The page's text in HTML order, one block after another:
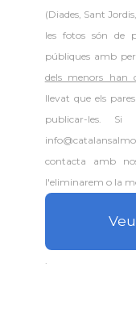
(Diades, Sant
les fotos són de
públiques amb
dels menors han
llevat que els
publicar-les.
contacta amb
l'eliminarem o la